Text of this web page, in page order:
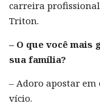
carreira
Triton.
– O que você mais
sua família?
– Adoro apostar em
vício.